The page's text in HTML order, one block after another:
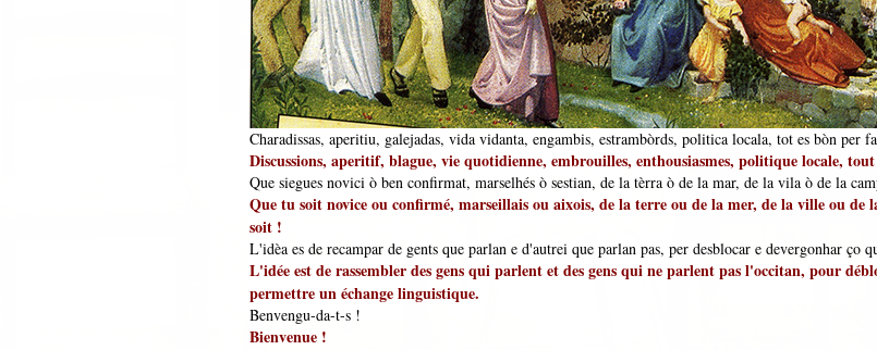
Charadissas, aperitiu, galejadas, vida vidanta, engambis, estrambòrds, politica locala, tot es bòn per
Discussions, aperitif, blague, vie quotidienne, embrouilles, enthousiasmes, politique locale,
Que siegues novici ò ben confirmat, marselhés ò sestian, de la tèrra ò de la mar, de la vila ò de la
Que tu soit novice ou confirmé, marseillais ou aixois, de la terre ou de la mer, de la ville ou de
soit !
L'idèa es de recampar de gents que parlan e d'autrei que parlan pas, per desblocar e devergonhar ço
L'idée est de rassembler des gens qui parlent et des gens qui ne parlent pas l'occitan, pour
permettre un échange linguistique.
Benvengu-da-t-s !
Bienvenue !